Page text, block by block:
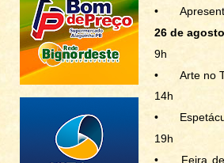
•
26 de
9h
•
Arte no
14h
•
19h
•
Feira